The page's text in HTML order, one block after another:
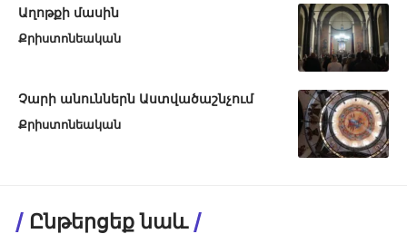
Աղոթքի մասին
Քրիստոնեական
Չարի անուններն Աստվածաշնչում
Քրիստոնեական
Ընթերցեք նաև